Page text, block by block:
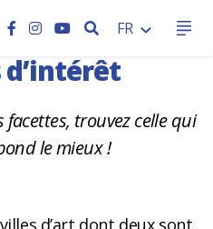
RECHERCHER
FR
d’intérêt
facettes, trouvez celle qui
le mieux !
d’art dont deux sont